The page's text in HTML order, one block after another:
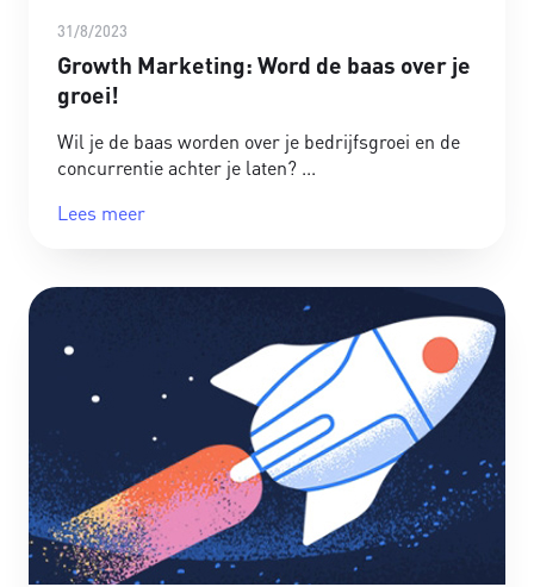
31/8/2023
Growth Marketing: Word de baas over je
groei!
Wil je de baas worden over je bedrijfsgroei en de
concurrentie achter je laten?
Lees meer